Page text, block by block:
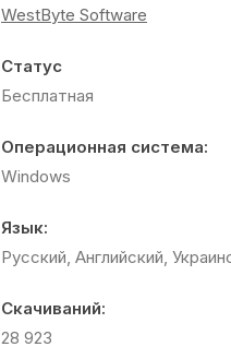
WestByte Software
Статус
Бесплатная
Операционная система:
Windows
Язык:
Русский, Английский,
Скачиваний:
28 923